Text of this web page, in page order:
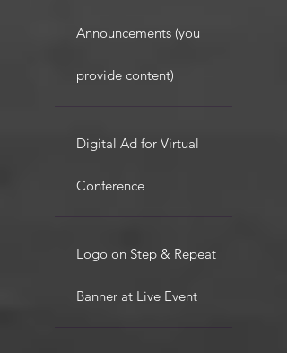
Announcements (you
provide content)
Digital Ad for Virtual
Conference
Logo on Step & Repeat
Banner at Live Event